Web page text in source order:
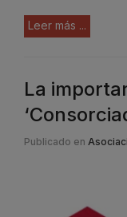
Leer más ...
La
Publicado en